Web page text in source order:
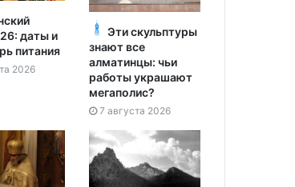
даты и
питания
2026
Эти скульптуры
знают все
алматинцы: чьи
работы украшают
мегаполис?
7 августа 2026